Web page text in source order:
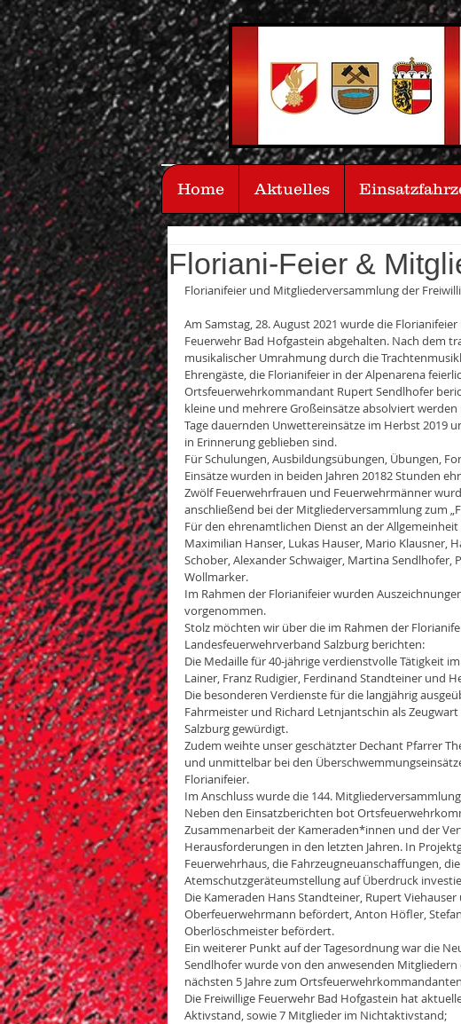
Floriani-Feier &
Florianifeier und Mitgliederversammlung der
Am Samstag, 28. August 2021 wurde die
Feuerwehr Bad Hofgastein abgehalten. Nach dem
musikalischer Umrahmung durch die
Ehrengäste, die Florianifeier in der Alpenarena
Ortsfeuerwehrkommandant Rupert Sendlhofer
kleine und mehrere Großeinsätze absolviert
Tage dauernden Unwettereinsätze im Herbst 2019
in Erinnerung geblieben sind.
Für Schulungen, Ausbildungsübungen, Übungen,
Einsätze wurden in beiden Jahren 20182 Stunden
Zwölf Feuerwehrfrauen und Feuerwehrmänner
anschließend bei der Mitgliederversammlung zum
Für den ehrenamtlichen Dienst an der
Maximilian Hanser, Lukas Hauser, Mario Klausner,
Schober, Alexander Schwaiger, Martina Sendlhofer,
Wollmarker.
Im Rahmen der Florianifeier wurden
vorgenommen.
Stolz möchten wir über die im Rahmen der
Landesfeuerwehrverband Salzburg berichten:
Die Medaille für 40-jährige verdienstvolle Tätigkeit
Lainer, Franz Rudigier, Ferdinand Standteiner und
Die besonderen Verdienste für die langjährig
Fahrmeister und Richard Letnjantschin als
Salzburg gewürdigt.
Zudem weihte unser geschätzter Dechant Pfarrer
und unmittelbar bei den
Florianifeier.
Im Anschluss wurde die 144.
Neben den Einsatzberichten bot
Zusammenarbeit der Kameraden*innen und der
Herausforderungen in den letzten Jahren. In
Feuerwehrhaus, die Fahrzeugneuanschaffungen,
Atemschutzgeräteumstellung auf Überdruck
Die Kameraden Hans Standteiner, Rupert
Oberfeuerwehrmann befördert, Anton Höfler,
Oberlöschmeister befördert.
Ein weiterer Punkt auf der Tagesordnung war die
Sendlhofer wurde von den anwesenden
nächsten 5 Jahre zum
Die Freiwillige Feuerwehr Bad Hofgastein hat
Aktivstand, sowie 7 Mitglieder im Nichtaktivstand;
Home Aktuelles